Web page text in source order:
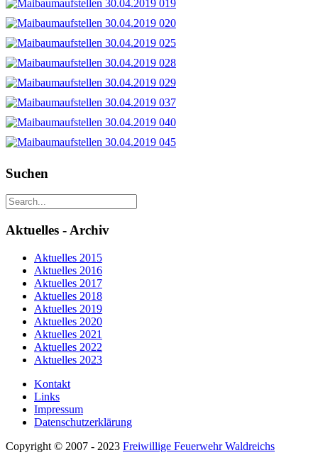
Suchen
Aktuelles - Archiv
Aktuelles 2015
Aktuelles 2016
Aktuelles 2017
Aktuelles 2018
Aktuelles 2019
Aktuelles 2020
Aktuelles 2021
Aktuelles 2022
Aktuelles 2023
Kontakt
Links
Impressum
Datenschutzerklärung
Copyright © 2007 - 2023 Freiwillige Feuerwehr Waldreichs